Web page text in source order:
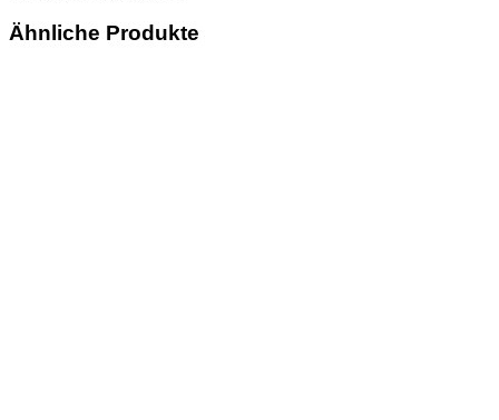
Ähnliche Produkte